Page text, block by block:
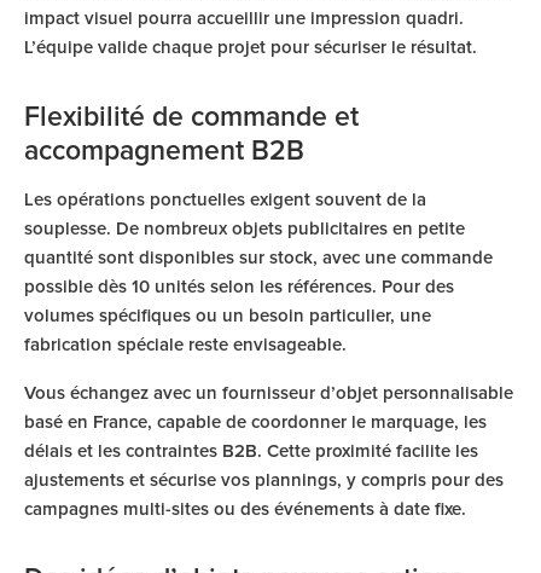
impact visuel pourra accueillir une impression quadri.
L’équipe valide chaque projet pour sécuriser le résultat.
Flexibilité de commande et
accompagnement B2B
Les opérations ponctuelles exigent souvent de la
souplesse. De nombreux objets publicitaires en petite
quantité sont disponibles sur stock, avec une commande
possible dès 10 unités selon les références. Pour des
volumes spécifiques ou un besoin particulier, une
fabrication spéciale reste envisageable.
Vous échangez avec un fournisseur d’objet personnalisable
basé en France, capable de coordonner le marquage, les
délais et les contraintes B2B. Cette proximité facilite les
ajustements et sécurise vos plannings, y compris pour des
campagnes multi-sites ou des événements à date fixe.